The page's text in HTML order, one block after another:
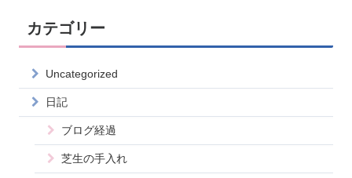
カテゴリー
Uncategorized
日記
ブログ経過
芝生の手入れ